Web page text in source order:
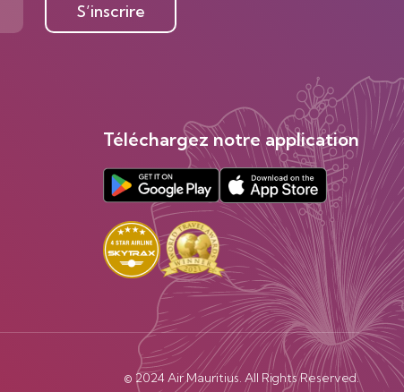
S’inscrire
Téléchargez notre application
© 2024 Air Mauritius. All Rights Reserved.